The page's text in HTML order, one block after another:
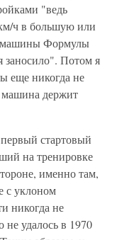
"ведь
ч в большую или
машины Формулы
заносило". Потом я
еще никогда не
машина держит
стартовый
на тренировке
именно там,
с уклоном
никогда не
не удалось в 1970